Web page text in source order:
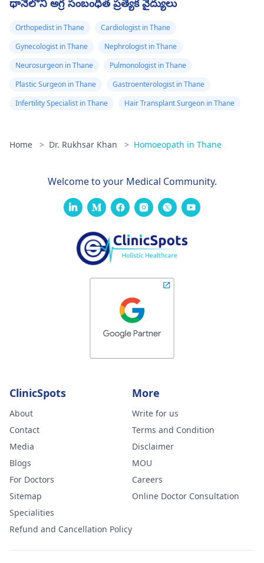
థానేలోని అగ్ర సంబంధిత ప్రత్యేక వైద్యులు
Orthopedist in Thane
Cardiologist in Thane
Gynecologist in Thane
Nephrologist in Thane
Neurosurgeon in Thane
Pulmonologist in Thane
Plastic Surgeon in Thane
Gastroenterologist in Thane
Infertility Specialist in Thane
Hair Transplant Surgeon in Thane
Home > Dr. Rukhsar Khan > Homoeopath in Thane
Welcome to your Medical Community.
ClinicSpots
About
Contact
Media
Blogs
For Doctors
Sitemap
Specialities
Refund and Cancellation Policy
More
Write for us
Terms and Condition
Disclaimer
MOU
Careers
Online Doctor Consultation